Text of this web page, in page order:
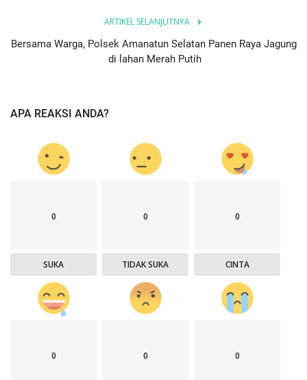
ARTIKEL SELANJUTNYA
Bersama Warga, Polsek Amanatun Selatan Panen Raya Jagung
di lahan Merah Putih
APA REAKSI ANDA?
0
SUKA
0
TIDAK SUKA
0
CINTA
0 0 0